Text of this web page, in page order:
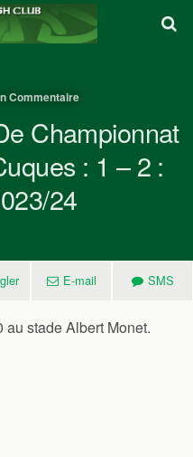
Commentaire
Championnat
: 1 – 2 :
24
E-mail SMS
stade Albert Monet.